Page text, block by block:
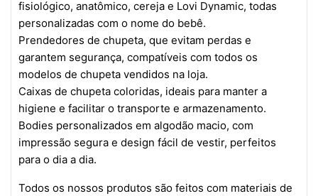
fisiológico, anatômico, cereja e Lovi Dynamic, todas
personalizadas com o nome do bebê.
Prendedores de chupeta, que evitam perdas e
garantem segurança, compatíveis com todos os
modelos de chupeta vendidos na loja.
Caixas de chupeta coloridas, ideais para manter a
higiene e facilitar o transporte e armazenamento.
Bodies personalizados em algodão macio, com
impressão segura e design fácil de vestir, perfeitos
para o dia a dia.
Todos os nossos produtos são feitos com materiais de